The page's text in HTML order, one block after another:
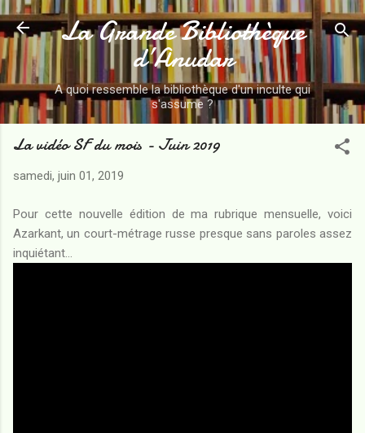
Accéder au contenu principal
La Grande Bibliothèque
d’Anudar
A quoi ressemble la bibliothèque d'un inculte qui
s'assume ?
La vidéo SF du mois - Juin 2019
samedi, juin 01, 2019
Pour cette nouvelle édition de ma rubrique mensuelle, voici
Azarkant, un court-métrage russe presque sans paroles assez
inquiétant...